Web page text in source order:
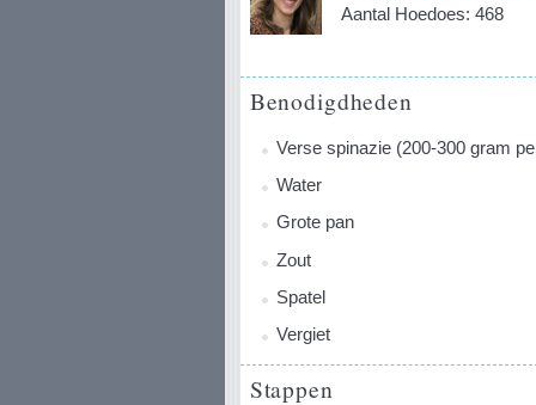
Aantal Hoedoes: 468
Benodigdheden
Verse spinazie (200-300 gram
Water
Grote pan
Zout
Spatel
Vergiet
Stappen